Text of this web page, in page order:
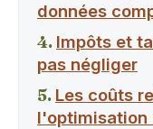
données
Impôts et
pas négliger
Les coûts
l'optimisation